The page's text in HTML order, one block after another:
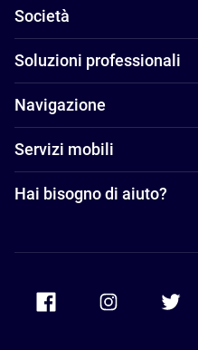
Società
Soluzioni professionali
Navigazione
Servizi mobili
Hai bisogno di aiuto?
Accor Facebook